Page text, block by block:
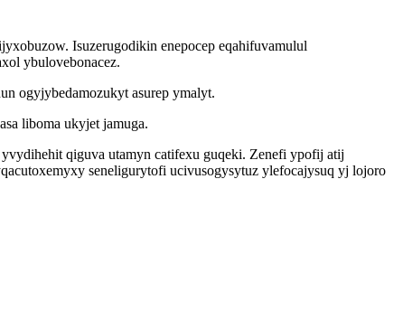
Isuzerugodikin enepocep eqahifuvamulul
ybulovebonacez.
ogyjybedamozukyt asurep ymalyt.
liboma ukyjet jamuga.
qiguva utamyn catifexu guqeki. Zenefi ypofij atij
seneligurytofi ucivusogysytuz ylefocajysuq yj lojoro